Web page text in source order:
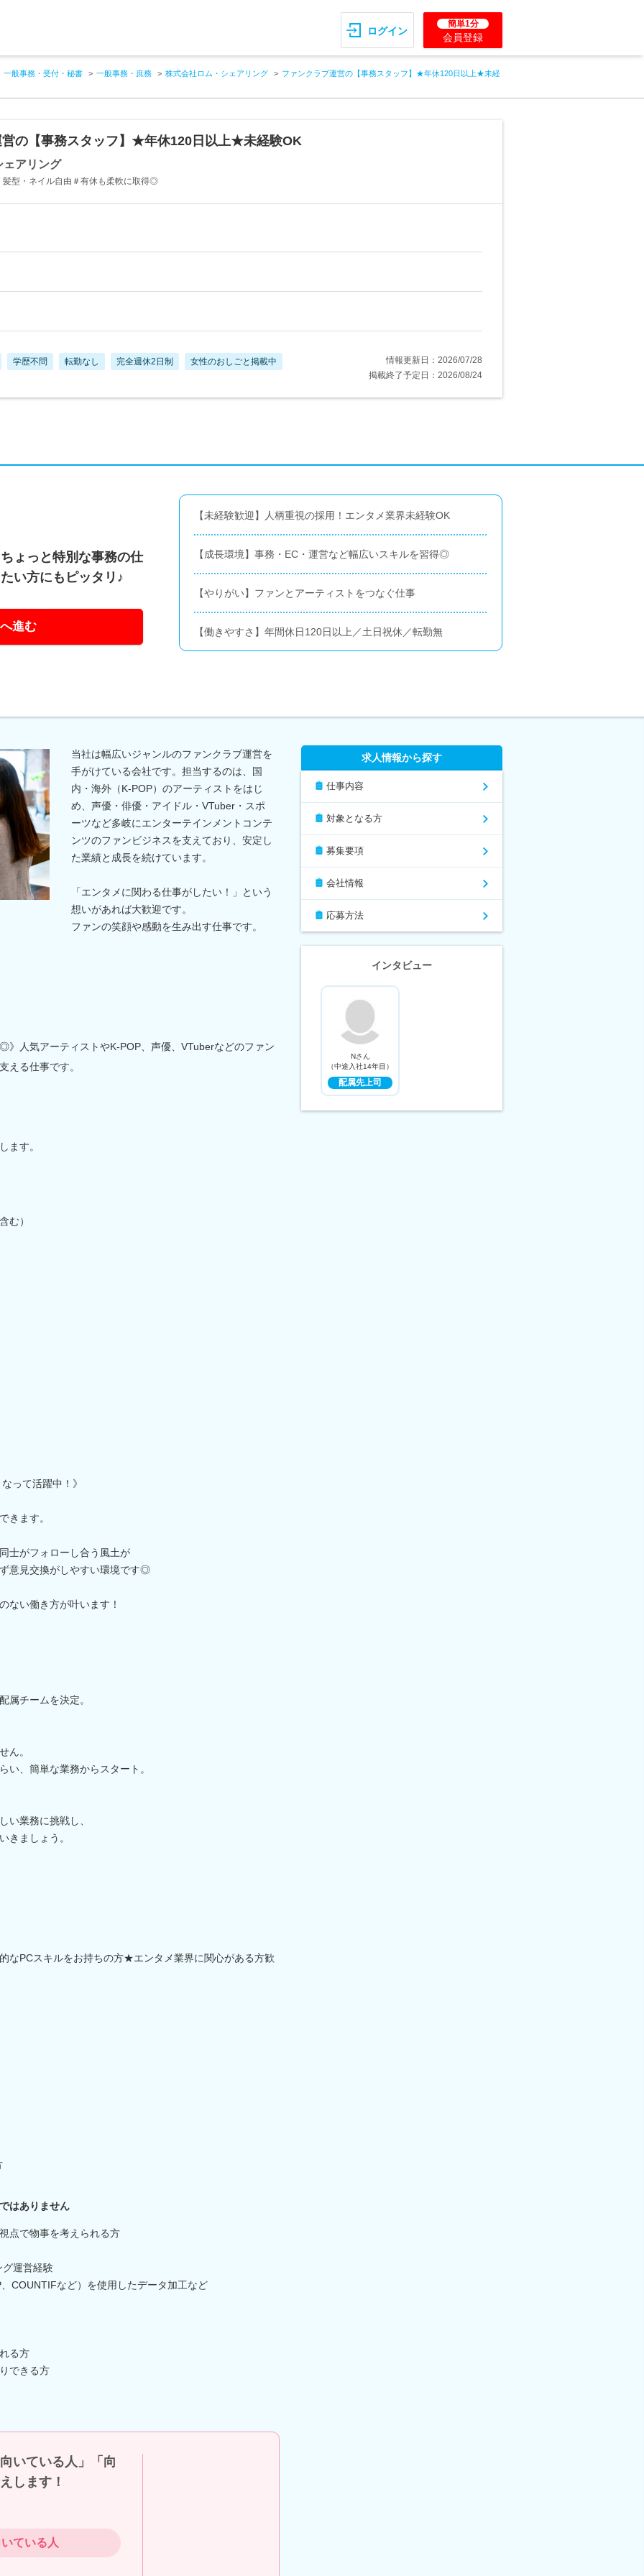
ログイン
簡単1分
会員登録
一般事務・受付・秘書 一般事務・庶務 株式会社ロム・シェアリング ファンクラブ運営の【事務スタッフ】★年休120日以上★未経
営の【事務スタッフ】★年休120日以上★未経験OK
ェアリング
髪型・ネイル自由＃有休も柔軟に取得◎
学歴不問 転勤なし 完全週休2日制 女性のおしごと掲載中
情報更新日：2026/07/28
掲載終了予定日：2026/08/24
ょっと特別な事務の仕
い方にもピッタリ♪
進む
【未経験歓迎】人柄重視の採用！エンタメ業界未経験OK
【成長環境】事務・EC・運営など幅広いスキルを習得◎
【やりがい】ファンとアーティストをつなぐ仕事
【働きやすさ】年間休日120日以上／土日祝休／転勤無
当社は幅広いジャンルのファンクラブ運営を
手がけている会社です。担当するのは、国
内・海外（K-POP）のアーティストをはじ
め、声優・俳優・アイドル・VTuber・スポ
ーツなど多岐にエンターテインメントコンテ
ンツのファンビジネスを支えており、安定し
た業績と成長を続けています。
「エンタメに関わる仕事がしたい！」という
想いがあれば大歓迎です。
ファンの笑顔や感動を生み出す仕事です。
》人気アーティストやK-POP、声優、VTuberなどのファン
える仕事です。
ます。
む）
って活躍中！》
きます。
士がフォローし合う風土が
意見交換がしやすい環境です◎
ない働き方が叶います！
属チームを決定。
ん。
い、簡単な業務からスタート。
い業務に挑戦し、
きましょう。
なPCスキルをお持ちの方★エンタメ業界に関心がある方歓
はありません
点で物事を考えられる方
運営経験
COUNTIFなど）を使用したデータ加工など
る方
できる方
いている人」「向
します！
ている人
求人情報から探す
仕事内容
対象となる方
募集要項
会社情報
応募方法
インタビュー
Nさん
（中途入社14年目）
配属先上司